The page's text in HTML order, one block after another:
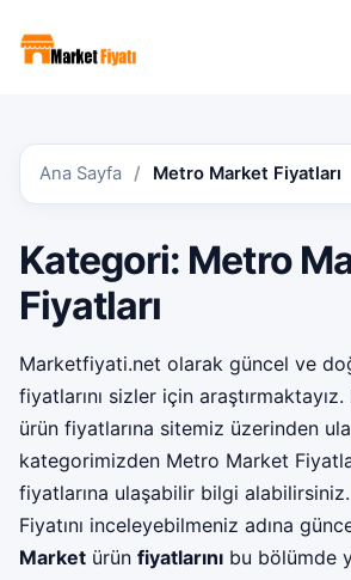
Ana Sayfa Metro Market Fiyatları
Kategori: Metro
Fiyatları
Marketfiyati.net olarak güncel ve
fiyatlarını sizler için
ürün fiyatlarına sitemiz üzerinden
kategorimizden Metro Market
fiyatlarına ulaşabilir bilgi alabilirsiniz.
Fiyatını inceleyebilmeniz adına
Market ürün fiyatlarını bu bölümde